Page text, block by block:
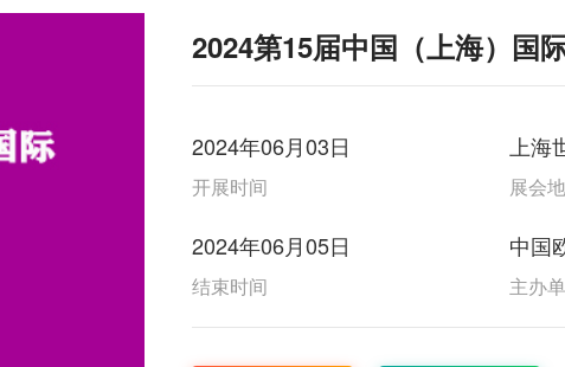
2024第15届中国（上海）国
2024年06月03日
开展时间
上海
展会
2024年06月05日
结束时间
中国
主办